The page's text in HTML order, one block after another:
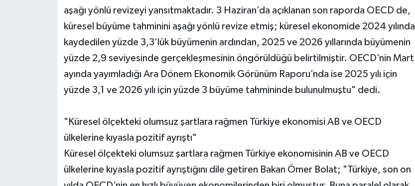
aşağı yönlü revizeyi yansıtmaktadır. 3 Haziran’da açıklanan son raporda OECD de,
küresel büyüme tahminini aşağı yönlü revize etmiş; küresel ekonomide 2024 yılında
kaydedilen yüzde 3,3’lük büyümenin ardından, 2025 ve 2026 yıllarında büyümenin
yüzde 2,9 seviyesinde gerçekleşmesinin öngörüldüğü belirtilmiştir. OECD’nin Mart
ayında yayımladığı Ara Dönem Ekonomik Görünüm Raporu’nda ise 2025 yılı için
yüzde 3,1 ve 2026 yılı için yüzde 3 büyüme tahmininde bulunulmuştu" dedi.
"Küresel ölçekteki olumsuz şartlara rağmen Türkiye ekonomisi AB ve OECD
ülkelerine kıyasla pozitif ayrıştı"
Küresel ölçekteki olumsuz şartlara rağmen Türkiye ekonomisinin AB ve OECD
ülkelerine kıyasla pozitif ayrıştığını dile getiren Bakan Ömer Bolat; "Türkiye, son on